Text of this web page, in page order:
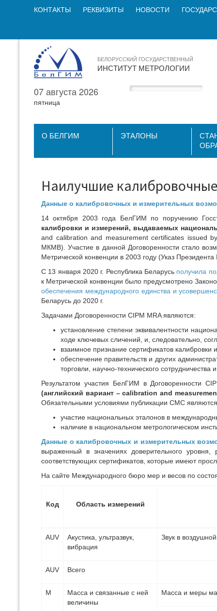
КОНТАКТЫ РЕКВИЗИТЫ НОВОСТИ
БЕЛОРУССКИЙ ГОСУДАРСТВЕННЫЙ
ИНСТИТУТ МЕТРОЛОГИИ
07 августа 2026
пятница
О БЕЛГИМ ЭТАЛОНЫ
Наилучшие
Данные о калибровочных и измерительных
14 октября 2003 года БелГИМ по поручению
калибровки и измерений, выдаваемых
and calibration and measurement certificates issued
МКМВ). Участие в данной Договоренности стало
Метрической конвенции в 2003 году (Указ
C 13 января 2020 г. Республика Беларусь получила
к Метрической конвенции было предусмотрено
обеспечения международного единства и
Беларусь до 2020 г.
Задачами Договоренности CIPM MRA являются:
установление степени эквивалентности
ходе ключевых сличений, и, следовательно,
взаимное признание сертификатов
обеспечение правительств и других
торговли, научно-технического
Результатом участия БелГИМ в Договоренности
(английский вариант –calibration and
Обязательными условиями публикации СМС
участие национальных эталонов в
наличие в национальном метрологическом
Данные о калибровочных и измерительных
выраженный в значениях доверительного
соответствующих сертификатов, которые имеют
На сайте Международного бюро мер и весов по
Код Область измерений
AUV
Акустика, ультразвук,
вибрация
Звук в
AUV Всего
М
Масса и связанные с ней
величины
Масса и меры